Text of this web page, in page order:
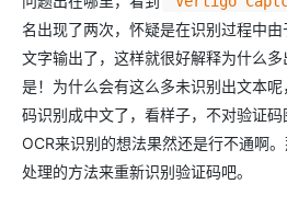
名出现了两次，怀疑是在识别过程中
文字输出了，这样就很好解释为什么
是！为什么会有这么多未识别出文本
码识别成中文了，看样子，不对验证
OCR来识别的想法果然还是行不通啊
处理的方法来重新识别验证码吧。